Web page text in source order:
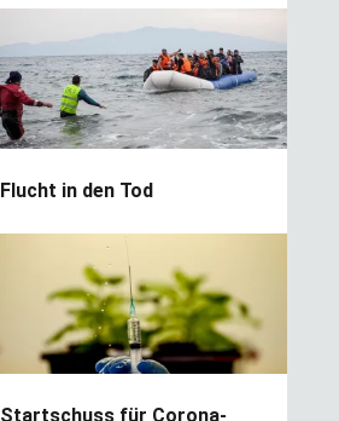
Flucht in den Tod
Startschuss für Corona-